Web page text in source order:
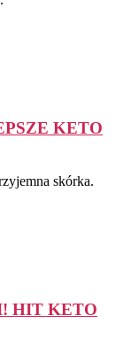
KETO
skórka.
HIT KETO